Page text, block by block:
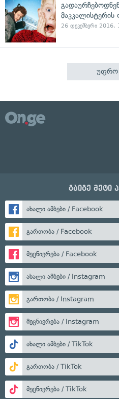
26 დეკემბერი 2016,
უფრო
გაიგე მეტი
ახალი ამბები / Facebook
გართობა / Facebook
მეცნიერება / Facebook
ახალი ამბები / Instagram
გართობა / Instagram
მეცნიერება / Instagram
ახალი ამბები / TikTok
გართობა / TikTok
მეცნიერება / TikTok